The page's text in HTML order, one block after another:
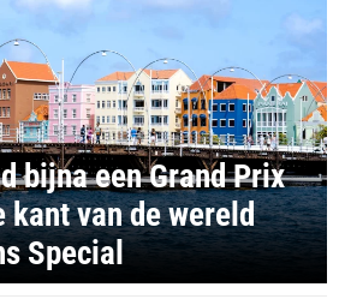
bijna een Grand Prix
kant van de wereld
Special